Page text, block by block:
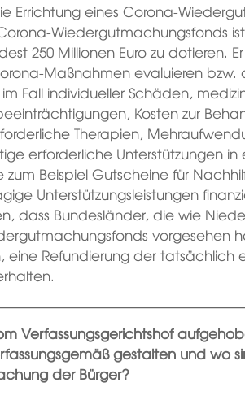
Errichtung eines Corona-
Wiedergutmachungsfonds
250 Millionen Euro zu dotieren.
Maßnahmen evaluieren bzw.
Fall individueller Schäden,
Kosten zur
Therapien,
erforderliche Unterstützungen in
Beispiel Gutscheine für
Unterstützungsleistungen
dass Bundesländer, die wie
vorgesehen
eine Refundierung der tatsächlich
Verfassungsgerichtshof
gestalten und wo
der Bürger?